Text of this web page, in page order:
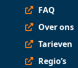
FAQ
Over ons
Tarieven
Regio’s